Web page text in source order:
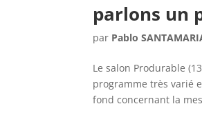
parlons un
par Pablo
Le salon Produrable
programme très varié
fond concernant la